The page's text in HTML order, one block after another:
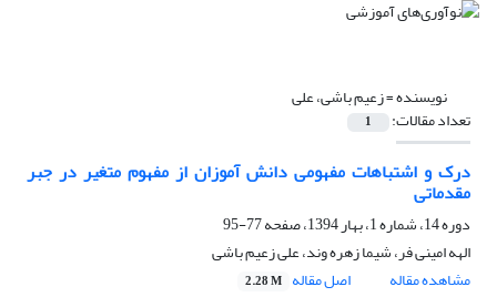
نویسنده =زعیم باشی، علی
تعداد مقالات: 1
درک و اشتباهات مفهومی دانش آموزان از مفهوم متغیر در جبر
مقدماتی
دوره 14، شماره 1، بهار 1394، صفحه
77-95
الهه امینی فر، شیما زهره وند، علی زعیم باشی
مشاهده مقاله
اصل مقاله 2.28 M